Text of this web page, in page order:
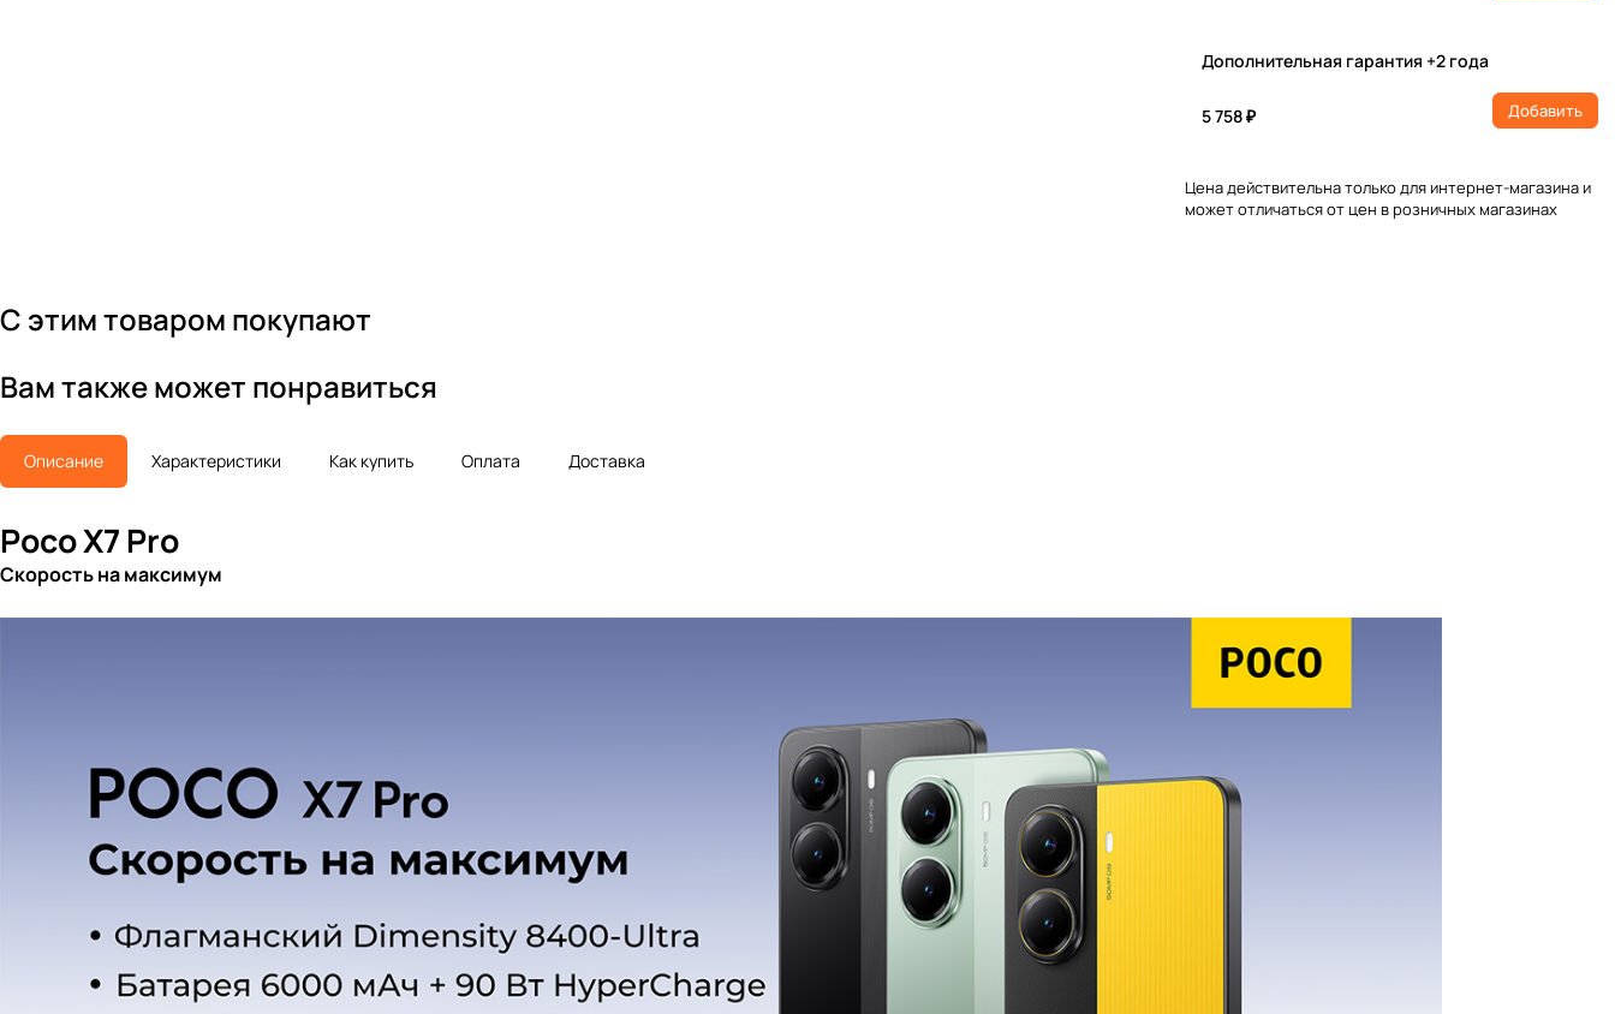
Дополнительная гарантия +2 года
5 758 ₽ Добавить
Цена действительна только для интернет-магазина и
может отличаться от цен в розничных магазинах
С этим товаром покупают
Вам также может понравиться
Описание Характеристики Как купить Оплата Доставка
Poco X7 Pro
Скорость на максимум